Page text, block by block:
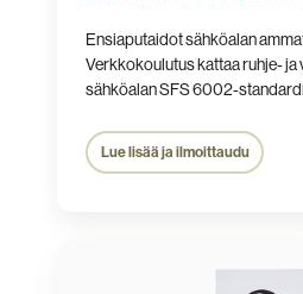
Ensiaputaidot sähköalan
Verkkokoulutus kattaa ruhje- ja
sähköalan SFS 6002-
Lue lisää ja ilmoittaudu